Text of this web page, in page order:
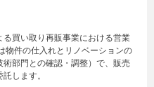
買い取り再販事業における営業
物件の仕入れとリノベーションの
部門との確認・調整）で、販売
します。